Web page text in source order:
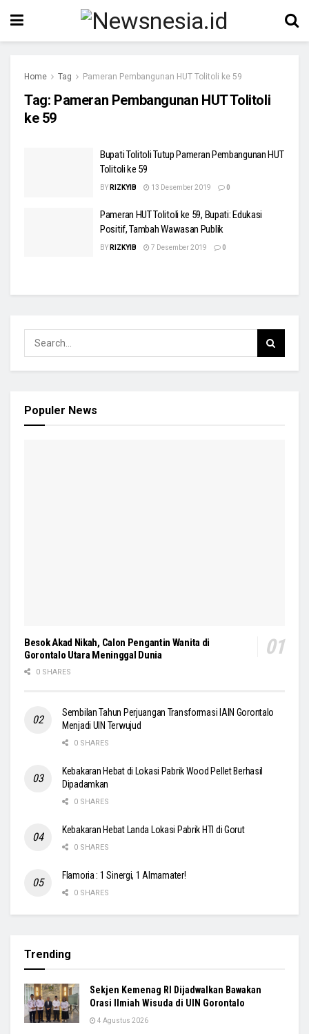
Home Tag Pameran Pembangunan HUT Tolitoli ke 59
Tag: Pameran Pembangunan HUT Tolitoli
ke 59
Bupati Tolitoli Tutup Pameran Pembangunan HUT
Tolitoli ke 59
BY RIZKYIB 13 Desember 2019 0
Pameran HUT Tolitoli ke 59, Bupati: Edukasi
Positif, Tambah Wawasan Publik
BY RIZKYIB 7 Desember 2019 0
Populer News
Besok Akad Nikah, Calon Pengantin Wanita di
Gorontalo Utara Meninggal Dunia
0 SHARES
Sembilan Tahun Perjuangan Transformasi IAIN Gorontalo
Menjadi UIN Terwujud
0 SHARES
Kebakaran Hebat di Lokasi Pabrik Wood Pellet Berhasil
Dipadamkan
0 SHARES
Kebakaran Hebat Landa Lokasi Pabrik HTI di Gorut
0 SHARES
Flamoria : 1 Sinergi, 1 Almamater!
0 SHARES
Trending
Sekjen Kemenag RI Dijadwalkan Bawakan
Orasi Ilmiah Wisuda di UIN Gorontalo
4 Agustus 2026